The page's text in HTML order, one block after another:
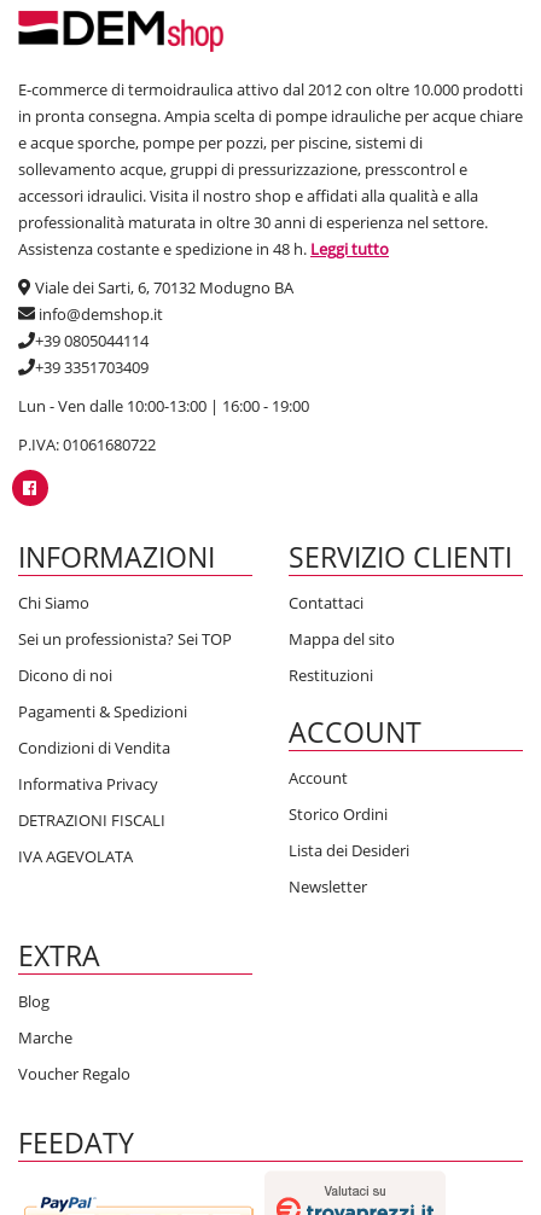
E-commerce di termoidraulica attivo dal 2012 con oltre 10.000 prodotti
in pronta consegna. Ampia scelta di pompe idrauliche per acque chiare
e acque sporche, pompe per pozzi, per piscine, sistemi di
sollevamento acque, gruppi di pressurizzazione, presscontrol e
accessori idraulici. Visita il nostro shop e affidati alla qualità e alla
professionalità maturata in oltre 30 anni di esperienza nel settore.
Assistenza costante e spedizione in 48 h. Leggi tutto
Viale dei Sarti, 6, 70132 Modugno BA
info@demshop.it
+39 0805044114
+39 3351703409
Lun - Ven dalle 10:00-13:00 | 16:00 - 19:00
P.IVA: 01061680722
INFORMAZIONI
Chi Siamo
Sei un professionista? Sei TOP
Dicono di noi
Pagamenti & Spedizioni
Condizioni di Vendita
Informativa Privacy
DETRAZIONI FISCALI
IVA AGEVOLATA
SERVIZIO CLIENTI
Contattaci
Mappa del sito
Restituzioni
ACCOUNT
Account
Storico Ordini
Lista dei Desideri
Newsletter
EXTRA
Blog
Marche
Voucher Regalo
FEEDATY